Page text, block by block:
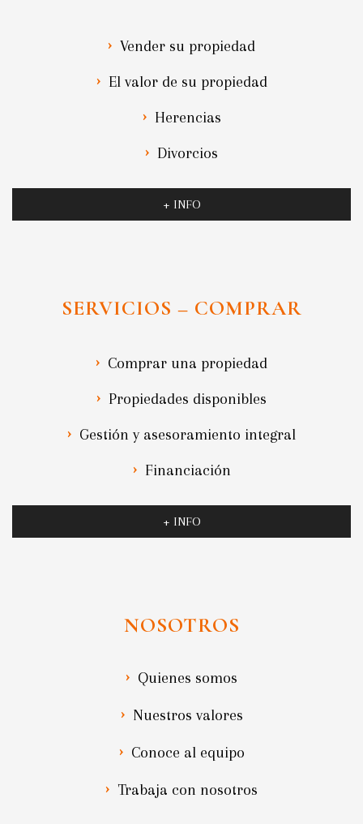
Vender su propiedad
El valor de su propiedad
Herencias
Divorcios
+ INFO
SERVICIOS – COMPRAR
Comprar una propiedad
Propiedades disponibles
Gestión y asesoramiento integral
Financiación
+ INFO
NOSOTROS
Quienes somos
Nuestros valores
Conoce al equipo
Trabaja con nosotros